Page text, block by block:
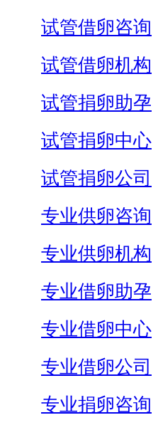
试管借卵咨询
试管借卵机构
试管捐卵助孕
试管捐卵中心
试管捐卵公司
专业供卵咨询
专业供卵机构
专业借卵助孕
专业借卵中心
专业借卵公司
专业捐卵咨询